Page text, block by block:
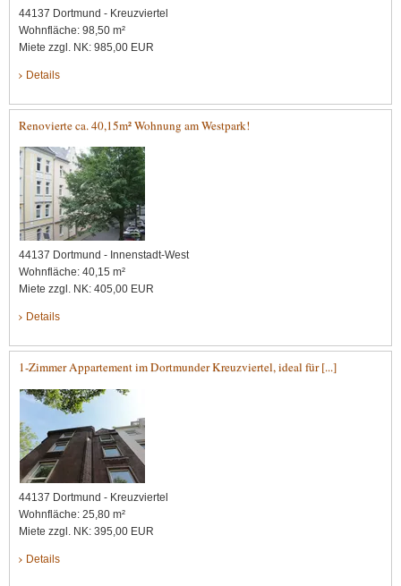
44137 Dortmund - Kreuzviertel
Wohnfläche: 98,50 m²
Miete zzgl. NK: 985,00 EUR
Details
Renovierte ca. 40,15m² Wohnung am Westpark!
44137 Dortmund - Innenstadt-West
Wohnfläche: 40,15 m²
Miete zzgl. NK: 405,00 EUR
Details
1-Zimmer Appartement im Dortmunder Kreuzviertel, ideal für [...]
44137 Dortmund - Kreuzviertel
Wohnfläche: 25,80 m²
Miete zzgl. NK: 395,00 EUR
Details